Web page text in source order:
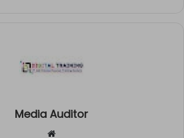
Media Auditor
Website